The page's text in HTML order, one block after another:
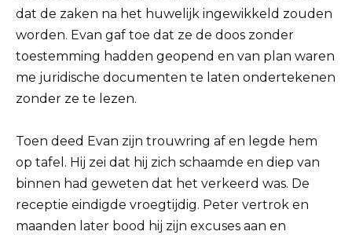
dat de zaken na het huwelijk ingewikkeld zouden
worden. Evan gaf toe dat ze de doos zonder
toestemming hadden geopend en van plan waren
me juridische documenten te laten ondertekenen
zonder ze te lezen.
Toen deed Evan zijn trouwring af en legde hem
op tafel. Hij zei dat hij zich schaamde en diep van
binnen had geweten dat het verkeerd was. De
receptie eindigde vroegtijdig. Peter vertrok en
maanden later bood hij zijn excuses aan en